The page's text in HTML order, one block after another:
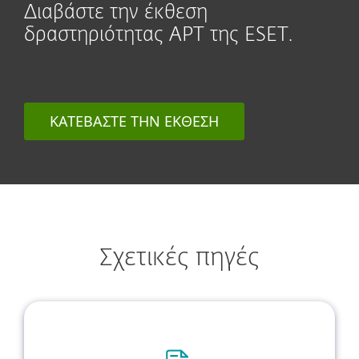
Διαβάστε την έκθεση
δραστηριότητας APT της ESET.
ΚΑΤΕΒΆΣΤΕ ΤΗΝ ΈΚΘΕΣΗ
Σχετικές πηγές